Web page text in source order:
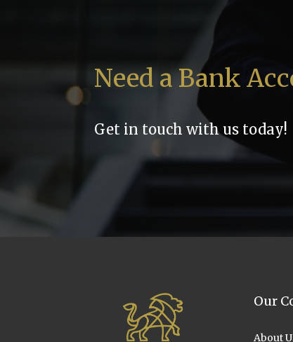
Need a Bank
Get in touch with us today!
Our
About